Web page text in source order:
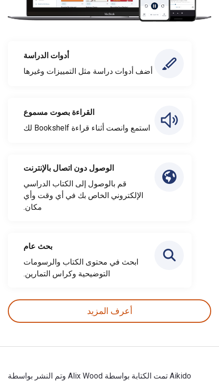
أدوات الدراسة
أضف أدوات دراسة مثل التمييزات وغيرها
القراءة بصوت مسموع
استمع وانصت أثناء قراءة Bookshelf لك
الوصول دون اتصال بالإنترنت
قم بالوصول إلى الكتاب الدراسي
الإلكتروني الخاص بك في أي وقت وأي
مكان.
بحث عام
ابحث في محتوى الكتاب والرسومات
التوضيحية وكراس التمارين.
أعرف المزيد
Aikido تمت الكتابة بواسطة Alix Wood وتم النشر بواسطة